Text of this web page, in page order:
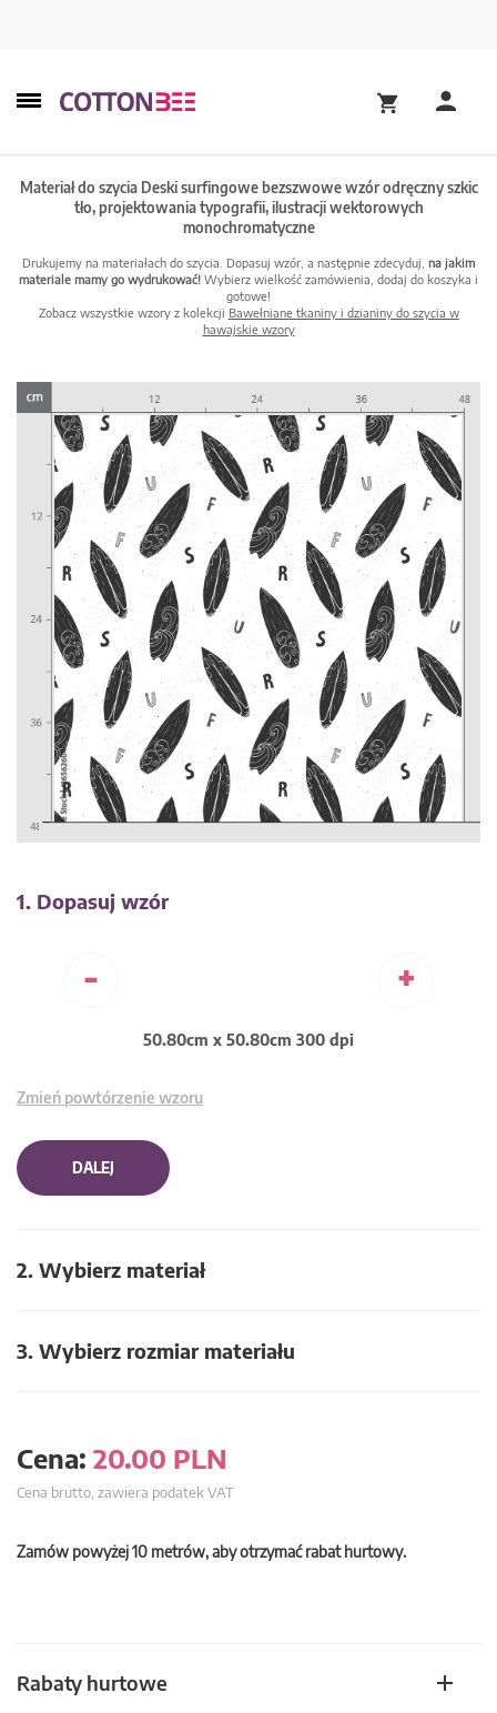
Materiał do szycia Deski surfingowe bezszwowe wzór odręczny szkic
tło, projektowania typografii, ilustracji wektorowych
monochromatyczne
Drukujemy na materiałach do szycia. Dopasuj wzór, a następnie zdecyduj, na jakim
materiale mamy go wydrukować! Wybierz wielkość zamówienia, dodaj do koszyka i
gotowe!
Zobacz wszystkie wzory z kolekcji Bawełniane tkaniny i dzianiny do szycia w
hawajskie wzory
1. Dopasuj wzór
- +
50.80cm x 50.80cm 300 dpi
Zmień powtórzenie wzoru
DALEJ
2. Wybierz materiał
3. Wybierz rozmiar materiału
Cena: 20.00 PLN
Cena brutto, zawiera podatek VAT
Zamów powyżej 10 metrów, aby otrzymać rabat hurtowy.
Rabaty hurtowe